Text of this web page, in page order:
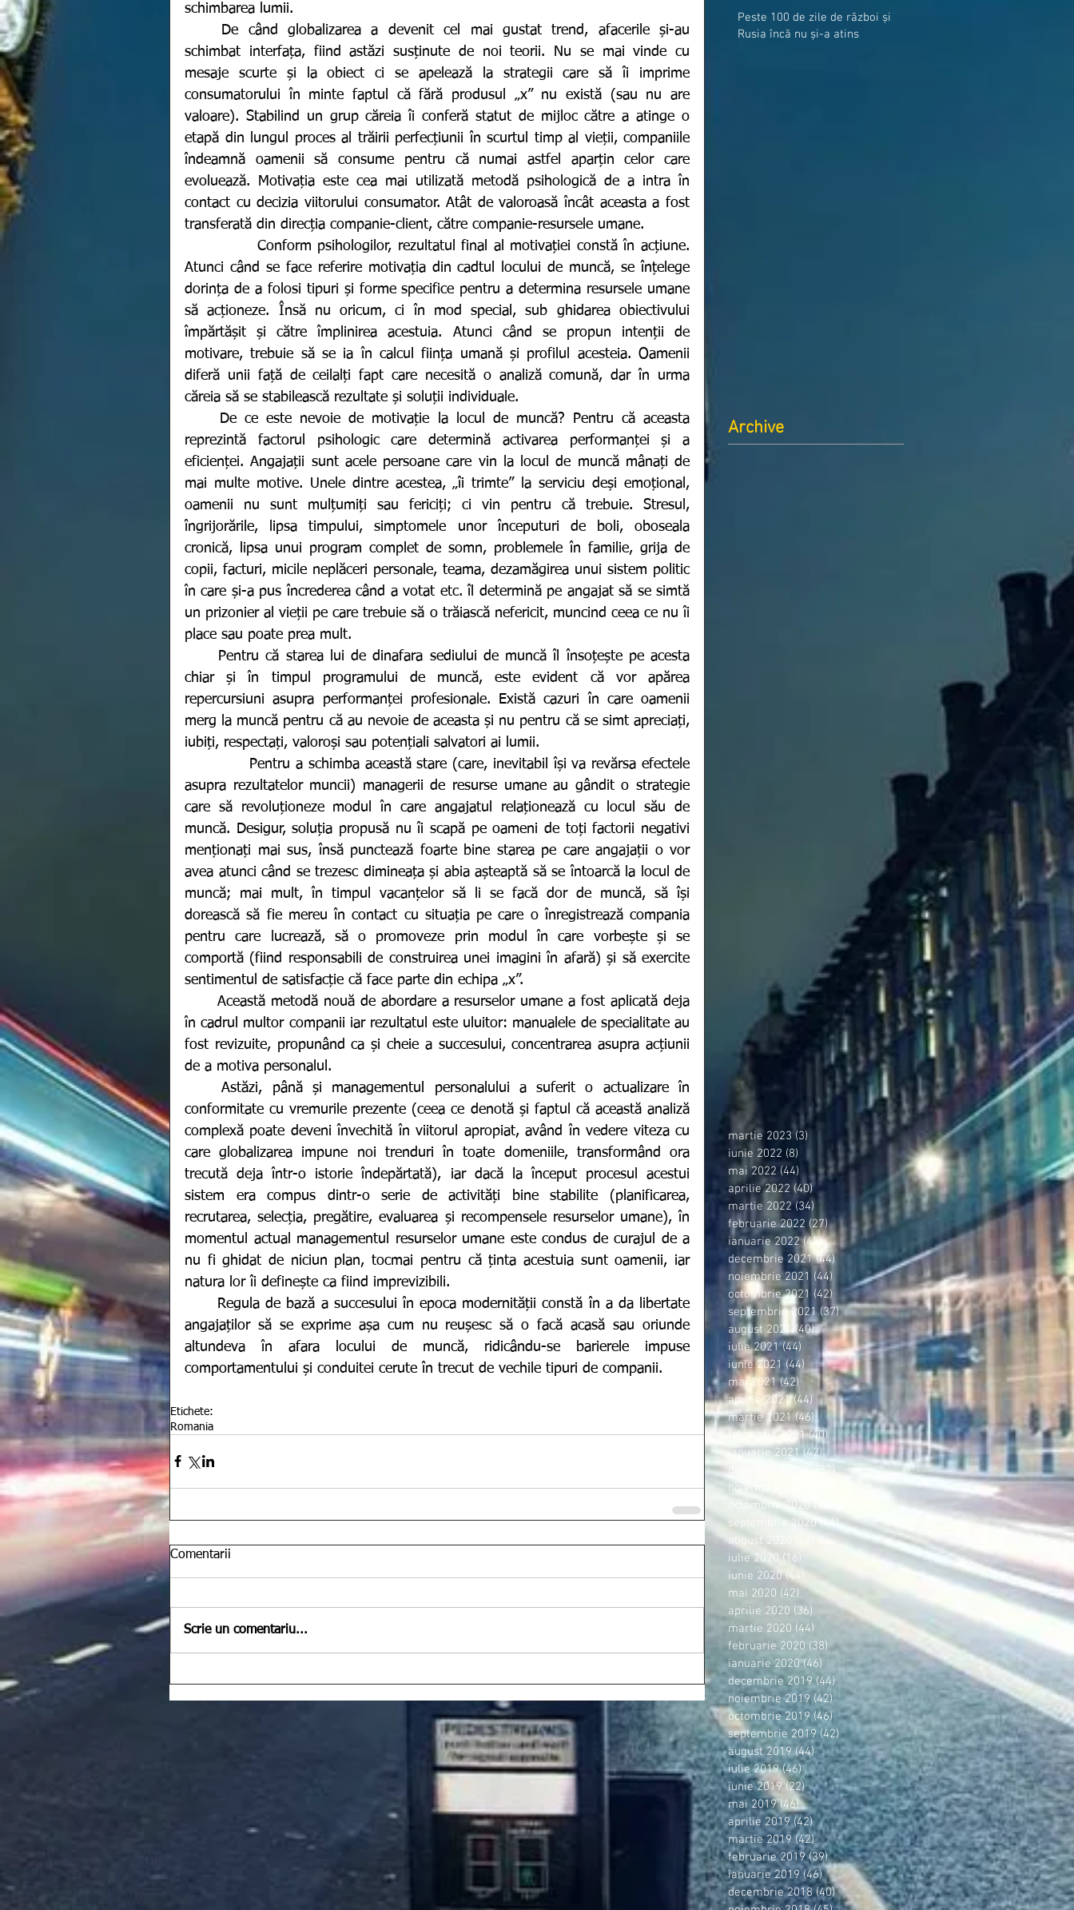
schimbarea lumii.
schimbat interfața, fiind astăzi susținute de noi teorii. Nu se mai vinde cu
mesaje scurte și la obiect ci se apelează la strategii care să îi imprime
consumatorului în minte faptul că fără produsul „x” nu există (sau nu are
valoare). Stabilind un grup căreia îi conferă statut de mijloc către a atinge o
etapă din lungul proces al trăirii perfecțiunii în scurtul timp al vieții, companiile
îndeamnă oamenii să consume pentru că numai astfel aparțin celor care
evoluează. Motivația este cea mai utilizată metodă psihologică de a intra în
contact cu decizia viitorului consumator. Atât de valoroasă încât aceasta a fost
transferată din direcția companie-client, către companie-resursele umane.
Conform psihologilor, rezultatul final al motivației constă în acțiune.
Atunci când se face referire motivația din cadtul locului de muncă, se înțelege
dorința de a folosi tipuri și forme specifice pentru a determina resursele umane
să acționeze. Însă nu oricum, ci în mod special, sub ghidarea obiectivului
împărtășit și către împlinirea acestuia. Atunci când se propun intenții de
motivare, trebuie să se ia în calcul ființa umană și profilul acesteia. Oamenii
diferă unii față de ceilalți fapt care necesită o analiză comună, dar în urma
căreia să se stabilească rezultate și soluții individuale.
reprezintă factorul psihologic care determină activarea performanței și a
eficienței. Angajații sunt acele persoane care vin la locul de muncă mânați de
mai multe motive. Unele dintre acestea, „îi trimte” la serviciu deși emoțional,
oamenii nu sunt mulțumiți sau fericiți; ci vin pentru că trebuie. Stresul,
îngrijorările, lipsa timpului, simptomele unor începuturi de boli, oboseala
cronică, lipsa unui program complet de somn, problemele în familie, grija de
copii, facturi, micile neplăceri personale, teama, dezamăgirea unui sistem politic
în care și-a pus încrederea când a votat etc. îl determină pe angajat să se simtă
un prizonier al vieții pe care trebuie să o trăiască nefericit, muncind ceea ce nu îi
place sau poate prea mult.
chiar și în timpul programului de muncă, este evident că vor apărea
repercursiuni asupra performanței profesionale. Există cazuri în care oamenii
merg la muncă pentru că au nevoie de aceasta și nu pentru că se simt apreciați,
iubiți, respectați, valoroși sau potențiali salvatori ai lumii.
asupra rezultatelor muncii) managerii de resurse umane au gândit o strategie
care să revoluționeze modul în care angajatul relaționează cu locul său de
muncă. Desigur, soluția propusă nu îi scapă pe oameni de toți factorii negativi
menționați mai sus, însă punctează foarte bine starea pe care angajații o vor
avea atunci când se trezesc dimineața și abia așteaptă să se întoarcă la locul de
muncă; mai mult, în timpul vacanțelor să li se facă dor de muncă, să își
dorească să fie mereu în contact cu situația pe care o înregistrează compania
pentru care lucrează, să o promoveze prin modul în care vorbește și se
comportă (fiind responsabili de construirea unei imagini în afară) și să exercite
sentimentul de satisfacție că face parte din echipa „x”.
în cadrul multor companii iar rezultatul este uluitor: manualele de specialitate au
fost revizuite, propunând ca și cheie a succesului, concentrarea asupra acțiunii
de a motiva personalul.
	Astăzi, până și managementul personalului a suferit o actualizare în
conformitate cu vremurile prezente (ceea ce denotă și faptul că această analiză
complexă poate deveni învechită în viitorul apropiat, având în vedere viteza cu
care globalizarea impune noi trenduri în toate domeniile, transformând ora
trecută deja într-o istorie îndepărtată), iar dacă la început procesul acestui
sistem era compus dintr-o serie de activități bine stabilite (planificarea,
recrutarea, selecția, pregătire, evaluarea și recompensele resurselor umane), în
momentul actual managementul resurselor umane este condus de curajul de a
nu fi ghidat de niciun plan, tocmai pentru că ținta acestuia sunt oamenii, iar
natura lor îi definește ca fiind imprevizibili.
angajaților să se exprime așa cum nu reușesc să o facă acasă sau oriunde
altundeva în afara locului de muncă, ridicându-se barierele impuse
comportamentului și conduitei cerute în trecut de vechile tipuri de companii.
Etichete:
Romania
Comentarii
Scrie un comentariu...
Peste 100 de zile de război și
Rusia încă nu și-a atins
Archive
martie 2023 (3)
iunie 2022 (8) 8 postări
mai 2022 (44) 44 postări
aprilie 2022 (40)40 postări
martie 2022 (34) 34 postări
februarie 2022 (27)27 postări
ianuarie 2022 (43)43 postări
decembrie 2021 (44)44 postări
noiembrie 2021 (44) 44 postări
octombrie 2021 (42) 42 postări
septembrie 2021 (37)37 postări
august 2021 (40)40 postări
iulie 2021 (44) 44 postări
iunie 2021 (44) 44 postări
mai 2021 (42) 42 postări
aprilie 2021 (44) 44 postări
martie 2021 (46) 46 postări
februarie 2021 (40) 40 postări
ianuarie 2021 (42)42 postări
decembrie 2020
(32)32 postări
noiembrie 2020
octombrie 2020 (44)
septembrie 2020 (44)44 postări
august 2020
42 postări
iulie 2020 (16) 16 postări
iunie 2020 (44) 44 postări
mai 2020 (42) 42 postări
aprilie 2020 (36) 36 postări
martie 2020 (44)
februarie 2020 (38)38 postări
ianuarie 2020 (46) 46 postări
decembrie 2019 (44) 44 postări
noiembrie 2019 (42) 42 postări
octombrie 2019 (46)46 postări
septembrie 2019 (42)42 postări
august 2019 (44) 44 postări
iulie 2019 (46)46 postări
iunie 2019 (22)22 postări
mai 2019 (46)46 postări
aprilie 2019 (42)42 postări
martie 2019 (42)42 postări
februarie 2019 (39)39 postări
ianuarie 2019 (46)46 postări
decembrie 2018 (40)40 postări